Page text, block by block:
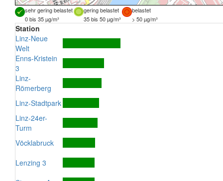
sehr gering belastet gering belastet
belastet
0 bis 35 µg/m³
35 bis 50 µg/m³ > 50 µg/m³
Station
Linz-Neue
Welt
Enns-Kristein
3
Linz-
Römerberg
Linz-Stadtpark
Linz-24er-
Turm
Vöcklabruck
Lenzing 3